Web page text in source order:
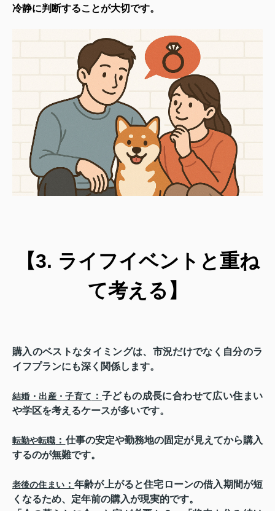
冷静に判断することが大切です。
【3. ライフイベントと重ね
て考える】
購入のベストなタイミングは、市況だけでなく自分のラ
イフプランにも深く関係します。
結婚・出産・子育て ：子どもの成長に合わせて広い住まい
や学区を考えるケースが多いです。
転勤や転職 ： 仕事の安定や勤務地の固定が見えてから購入
するのが無難です。
老後の住まい：年齢が上がると住宅ローンの借入期間が短
くなるため、定年前の購入が現実的です。